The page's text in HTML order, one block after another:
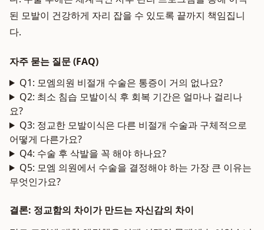
된 모발이 건강하게 자리 잡을 수 있도록 끝까지 책임집니
다.
자주 묻는 질문 (FAQ)
Q1: 모엠의원 비절개 수술은 통증이 거의 없나요?
Q2: 최소 침습 모발이식 후 회복 기간은 얼마나 걸리나
요?
Q3: 정교한 모발이식은 다른 비절개 수술과 구체적으로
어떻게 다른가요?
Q4: 수술 후 삭발을 꼭 해야 하나요?
Q5: 모엠 의원에서 수술을 결정해야 하는 가장 큰 이유는
무엇인가요?
결론: 정교함의 차이가 만드는 자신감의 차이